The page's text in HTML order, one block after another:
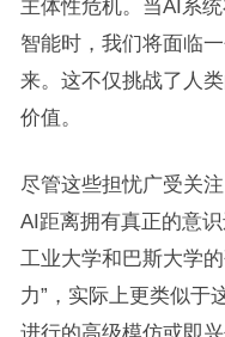
主体性危机。当AI系
智能时，我们将面临
来。这不仅挑战了人
价值。
尽管这些担忧广受关
AI距离拥有真正的意
工业大学和巴斯大学
力”，实际上更类似于
进行的高级模仿或即